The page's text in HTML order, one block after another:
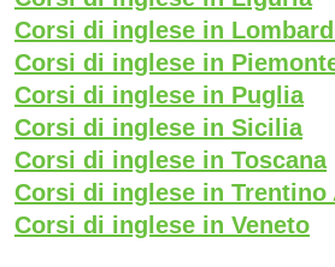
Corsi di inglese in
Corsi di inglese in
Corsi di inglese in Puglia
Corsi di inglese in Sicilia
Corsi di inglese in Toscana
Corsi di inglese in Trentino
Corsi di inglese in Veneto